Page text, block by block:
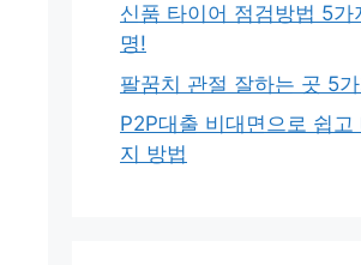
신품 타이어 점검방법 5가
명!
팔꿈치 관절 잘하는 곳 5
P2P대출 비대면으로 쉽고
지 방법